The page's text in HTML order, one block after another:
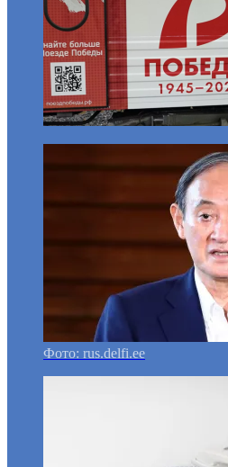
Фото: rus.delfi.ee